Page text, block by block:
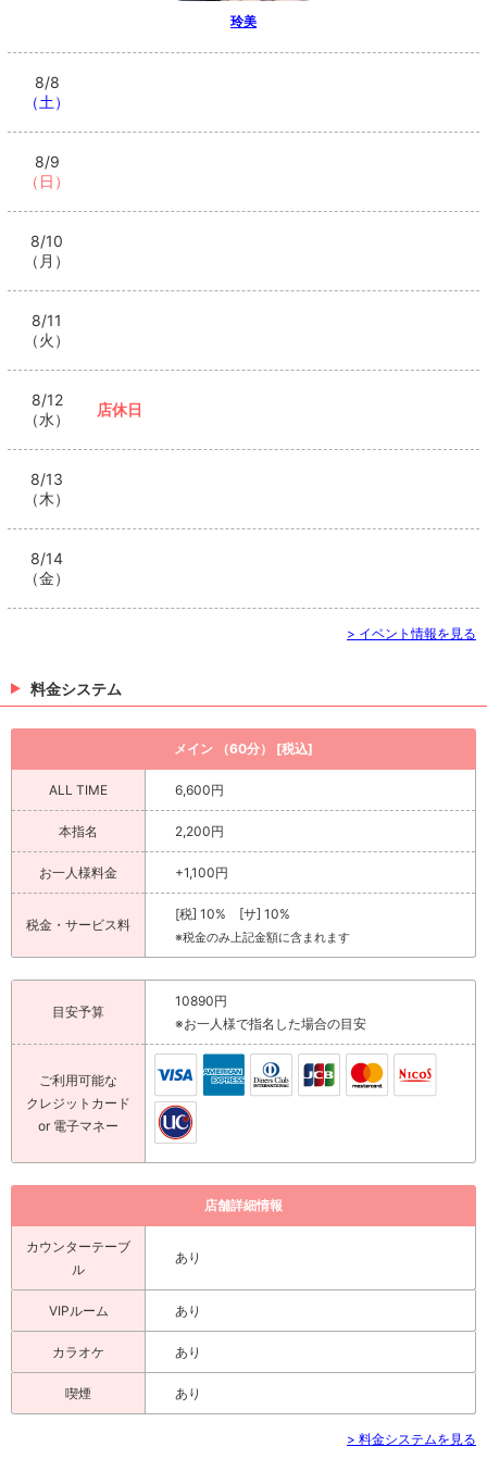
玲美
8/8
（土）
8/9
（日）
8/10
（月）
8/11
（火）
8/12
（水）
店休日
8/13
（木）
8/14
（金）
> イベント情報を見る
料金システム
メイン （60分） [税込]
ALL TIME 6,600円
本指名 2,200円
お一人様料金 +1,100円
税金・サービス料
[税] 10% [サ] 10%
※税金のみ上記金額に含まれます
目安予算
10890円
※お一人様で指名した場合の目安
ご利用可能な
クレジットカード
or 電子マネー
店舗詳細情報
カウンターテーブ
ル
あり
VIPルーム あり
カラオケ あり
喫煙 あり
> 料金システムを見る